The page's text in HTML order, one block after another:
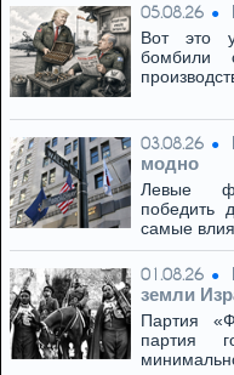
05.08.26
Вот это
бомбили
03.08.26
модно
Левые
победить
самые
01.08.26
земли
Партия
партия